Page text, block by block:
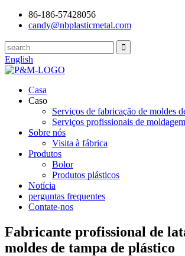
86-186-57428056
candy@nbplasticmetal.com
English
Casa
Caso
Serviços de fabricação de moldes
Serviços profissionais de
Sobre nós
Visita à fábrica
Produtos
Bolor
Produtos plásticos
Notícia
perguntas frequentes
Contate-nos
Fabricante profissional de
moldes de tampa de plástico